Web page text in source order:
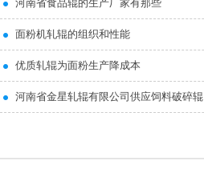
河南省食品辊的生产厂家有那些
面粉机轧辊的组织和性能
优质轧辊为面粉生产降成本
河南省金星轧辊有限公司供应饲料破碎辊